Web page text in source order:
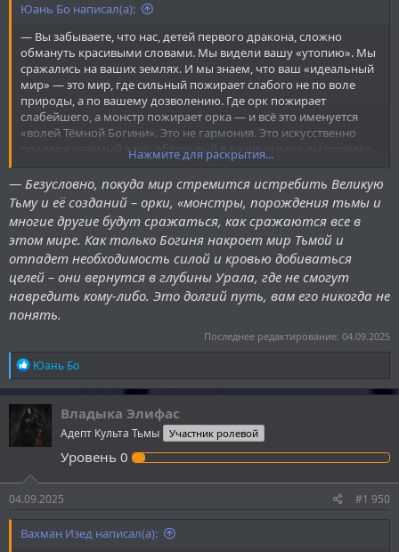
Юань Бо написал(а):
— Вы забываете, что нас, детей первого дракона, сложно
обмануть красивыми словами. Мы видели вашу «утопию». Мы
сражались на ваших землях. И мы знаем, что ваш «идеальный
мир» — это мир, где сильный пожирает слабого не по воле
природы, а по вашему дозволению. Где орк пожирает
слабейшего, а монстр пожирает орка — и всё это именуется
«волей Тёмной Богини». Это не гармония. Это искусственно
поддерживаемый хаос, обёрнутый в лживые одежды порядка.
Это не страна бессмертных. Это царство вечного голода и
страха, где бессмертие обретается лишь ценой потери себя.
— Ваш путь — это тупиковая ветвь. Вы не возвышаетесь над
природой вещей — вы лишь извращаете её, пытаясь
заморозить в одном мгновении вечной борьбы. И потому он
обречён на провал. Всё, что противится естественному пути, в
конечном счёте рассыпается в прах.
Нажмите для раскрытия...
— Безусловно, покуда мир стремится истребить Великую
Тьму и её созданий – орки, «монстры, порождения тьмы и
многие другие будут сражаться, как сражаются все в
этом мире. Как только Богиня накроет мир Тьмой и
отпадет необходимость силой и кровью добиваться
целей – они вернутся в глубины Урала, где не смогут
навредить кому-либо. Это долгий путь, вам его никогда не
понять.
Последнее редактирование: 04.09.2025
Р
е
а
к
ц
и
и
Юань Бо
Владыка Элифас
Адепт Культа Тьмы Участник ролевой
Уровень 0
04.09.2025 #1 950
Вахман Изед написал(а):